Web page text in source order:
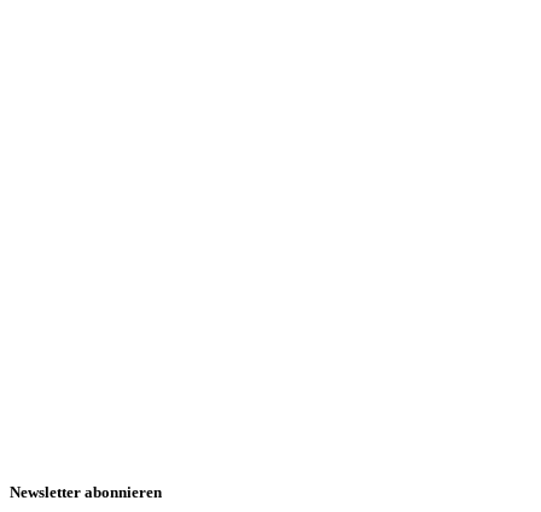
Newsletter abonnieren